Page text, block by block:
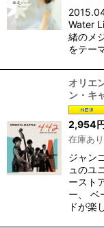
Water
緒のメ
をテー
オリエ
ン・キ
2,954 円
在庫あり
ジャン
ュのユ
ースト
ー、 ベ
ドが楽